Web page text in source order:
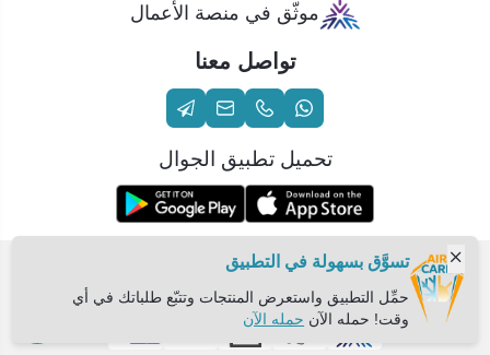
موثّق في منصة الأعمال
تواصل معنا
تحميل تطبيق الجوال
الحقوق محفوظة | 2026 عناية الهواء | شريك سكني الاستراتيجيتسوَّق بسهولة في التطبيق
حمِّل التطبيق واستعرض المنتجات وتتبّع طلباتك في أي
وقت! حمله الآن حمله الآن